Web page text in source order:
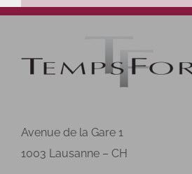
Avenue de la Gare 1
1003 Lausanne – CH